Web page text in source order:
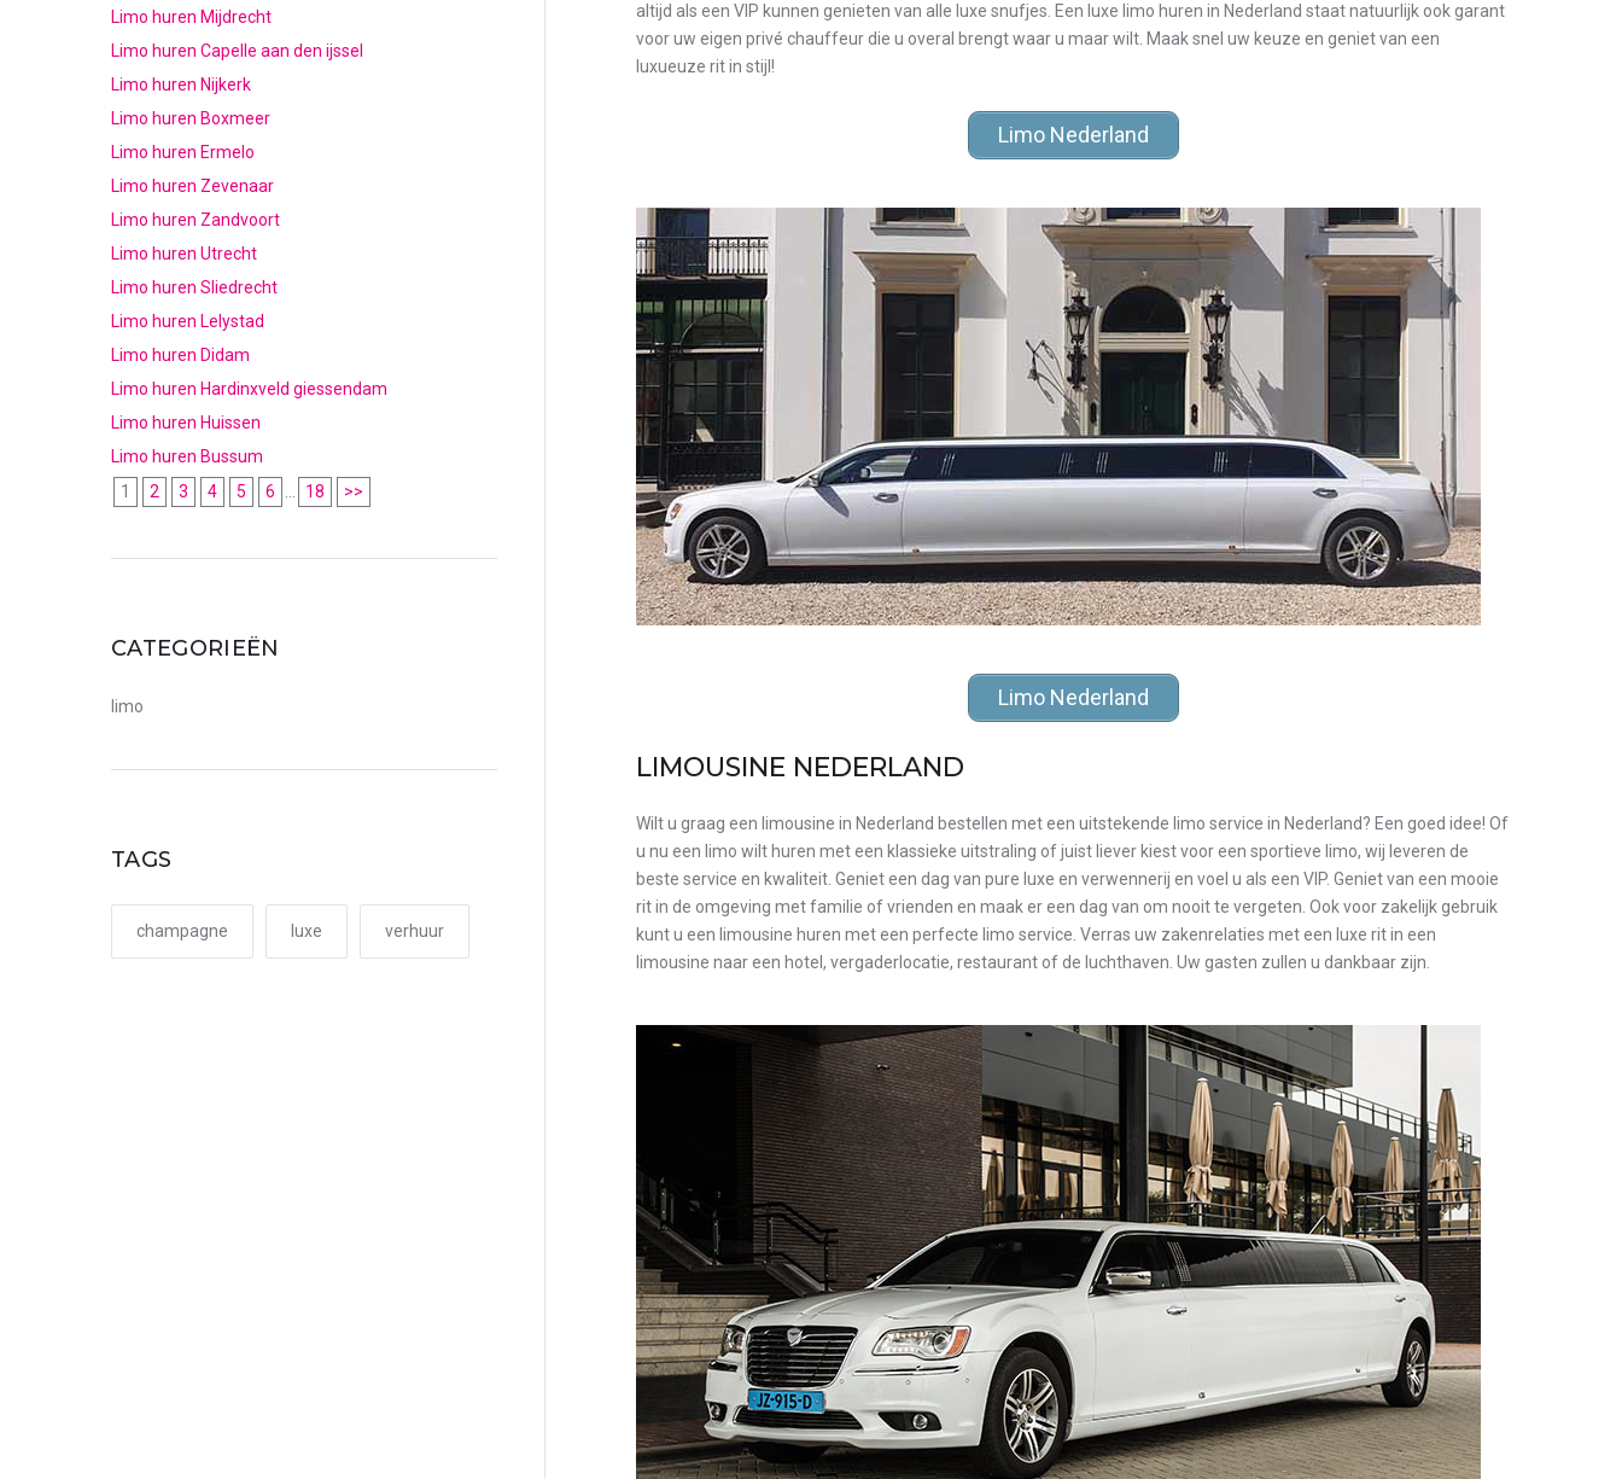
altijd als een VIP kunnen genieten van alle luxe snufjes. Een luxe limo huren in Nederland staat natuurlijk ook garant
voor uw eigen privé chauffeur die u overal brengt waar u maar wilt. Maak snel uw keuze en geniet van een
luxueuze rit in stijl!
Limo Nederland
Limo Nederland
LIMOUSINE NEDERLAND
Wilt u graag een limousine in Nederland bestellen met een uitstekende limo service in Nederland? Een goed idee! Of
u nu een limo wilt huren met een klassieke uitstraling of juist liever kiest voor een sportieve limo, wij leveren de
beste service en kwaliteit. Geniet een dag van pure luxe en verwennerij en voel u als een VIP. Geniet van een mooie
rit in de omgeving met familie of vrienden en maak er een dag van om nooit te vergeten. Ook voor zakelijk gebruik
kunt u een limousine huren met een perfecte limo service. Verras uw zakenrelaties met een luxe rit in een
limousine naar een hotel, vergaderlocatie, restaurant of de luchthaven. Uw gasten zullen u dankbaar zijn.
Limo huren Mijdrecht
Limo huren Capelle aan den ijssel
Limo huren Nijkerk
Limo huren Boxmeer
Limo huren Ermelo
Limo huren Zevenaar
Limo huren Zandvoort
Limo huren Utrecht
Limo huren Sliedrecht
Limo huren Lelystad
Limo huren Didam
Limo huren Hardinxveld giessendam
Limo huren Huissen
Limo huren Bussum
1
2 3 4 5 6 18 >>
CATEGORIEËN
limo
TAGS
champagne luxe verhuur